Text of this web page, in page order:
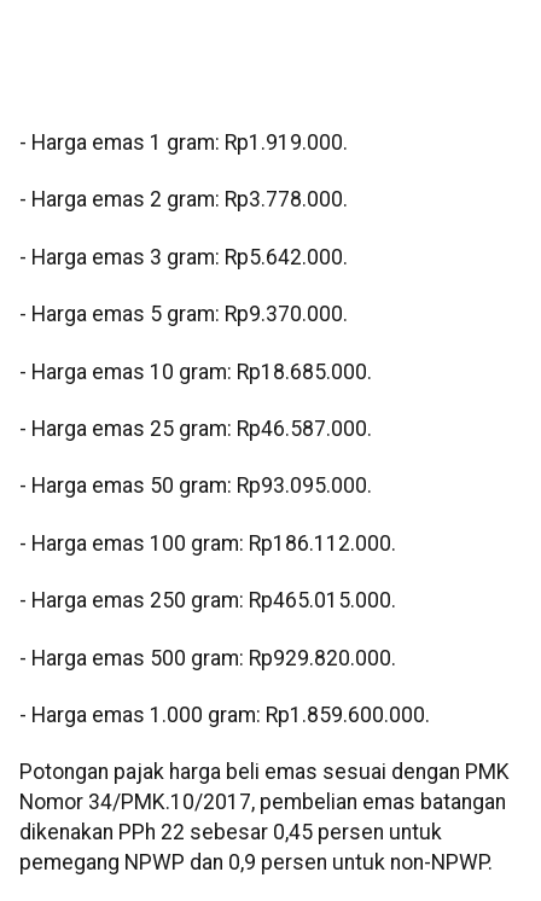
- Harga emas 1 gram: Rp1.919.000.
- Harga emas 2 gram: Rp3.778.000.
- Harga emas 3 gram: Rp5.642.000.
- Harga emas 5 gram: Rp9.370.000.
- Harga emas 10 gram: Rp18.685.000.
- Harga emas 25 gram: Rp46.587.000.
- Harga emas 50 gram: Rp93.095.000.
- Harga emas 100 gram: Rp186.112.000.
- Harga emas 250 gram: Rp465.015.000.
- Harga emas 500 gram: Rp929.820.000.
- Harga emas 1.000 gram: Rp1.859.600.000.
Potongan pajak harga beli emas sesuai dengan PMK
Nomor 34/PMK.10/2017, pembelian emas batangan
dikenakan PPh 22 sebesar 0,45 persen untuk
pemegang NPWP dan 0,9 persen untuk non-NPWP.